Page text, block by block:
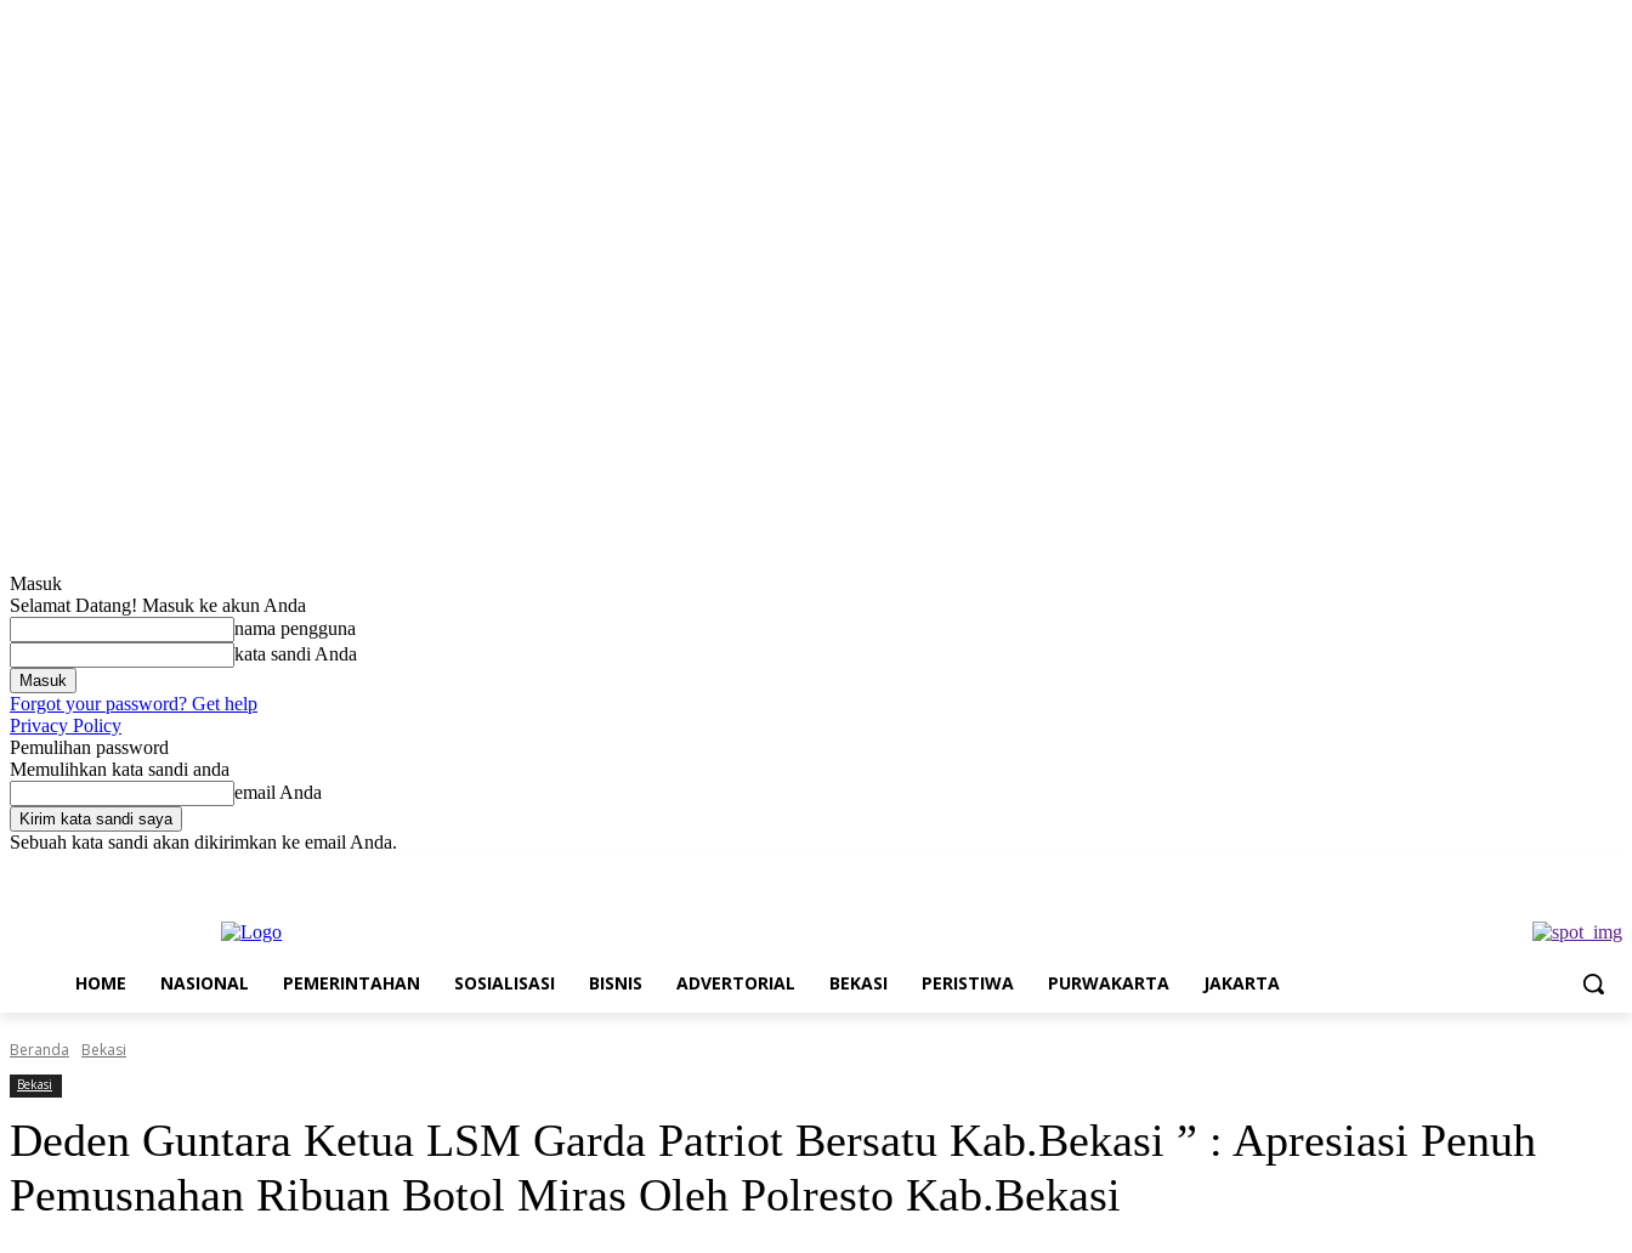
Masuk
Selamat Datang! Masuk ke akun Anda
nama pengguna
kata sandi Anda
Forgot your password? Get help
Privacy Policy
Pemulihan password
Memulihkan kata sandi anda
email Anda
Sebuah kata sandi akan dikirimkan ke email Anda.
HOME NASIONAL PEMERINTAHAN SOSIALISASI BISNIS ADVERTORIAL BEKASI PERISTIWA PURWAKARTA JAKARTA
Beranda Bekasi
Bekasi
Deden Guntara Ketua LSM Garda Patriot Bersatu Kab.Bekasi ” : Apresiasi Penuh
Pemusnahan Ribuan Botol Miras Oleh Polresto Kab.Bekasi